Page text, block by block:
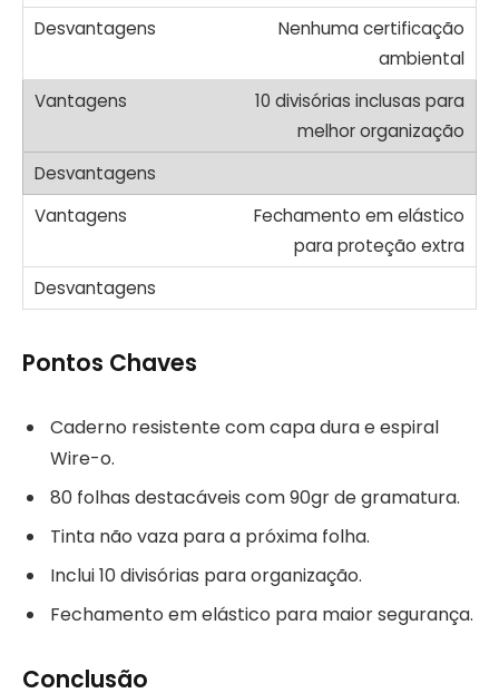
Nenhuma certificação
ambiental
10 divisórias inclusas para
melhor organização
Fechamento em elástico
para proteção extra
Pontos Chaves
Caderno resistente com capa dura e espiral
Wire-o.
80 folhas destacáveis com 90gr de gramatura.
Tinta não vaza para a próxima folha.
Inclui 10 divisórias para organização.
Fechamento em elástico para maior segurança.
Conclusão